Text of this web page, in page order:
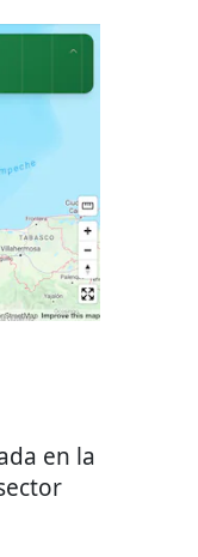
en la